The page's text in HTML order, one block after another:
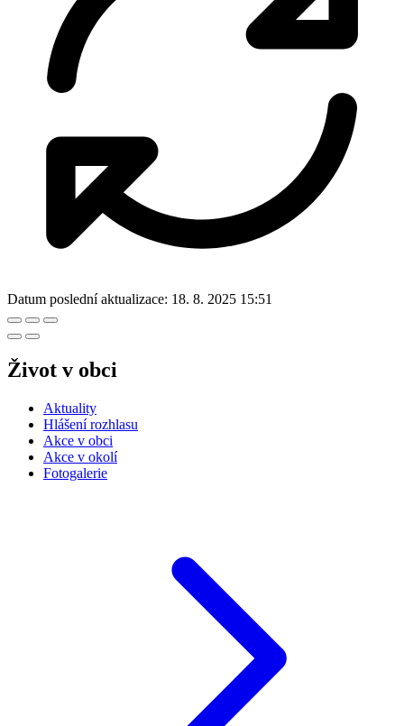
Datum poslední aktualizace: 18. 8. 2025 15:51
Život v obci
Aktuality
Hlášení rozhlasu
Akce v obci
Akce v okolí
Fotogalerie